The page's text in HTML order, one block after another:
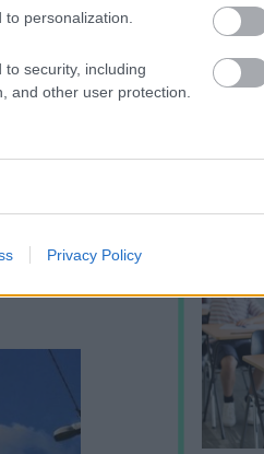
personalization.
security, including
and other user protection.
Privacy Policy
kéne
mert a
környéken,
(Fidesz)
a biciklik.
A